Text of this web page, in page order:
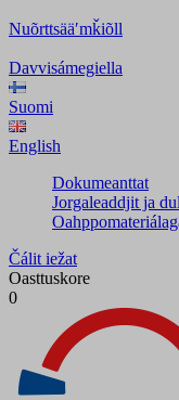
Nuõrttsääʹmǩiõll
Davvisámegiella
Suomi
English
Dokumeanttat
Jorgaleaddjit ja
Čálit iežat
Oasttuskore
0